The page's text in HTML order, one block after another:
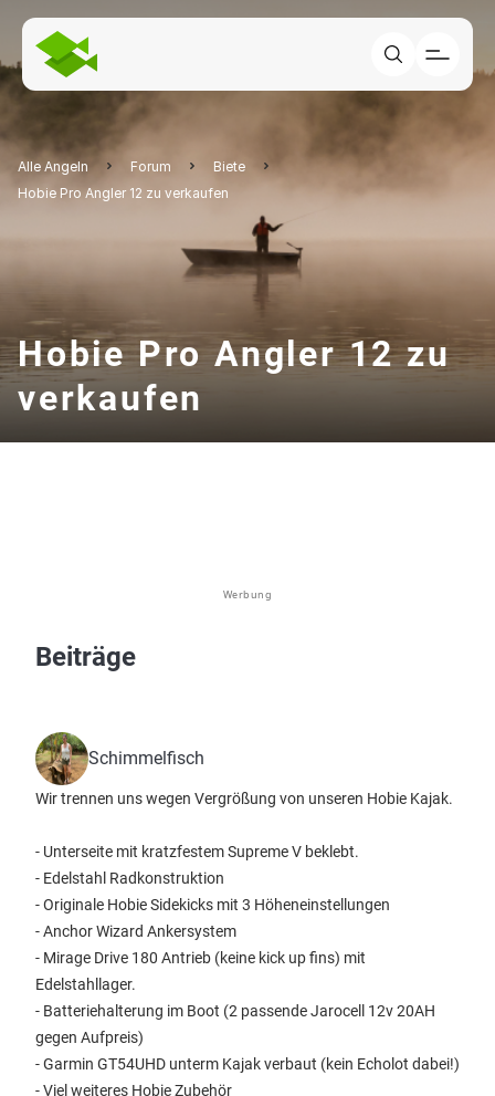
Alle Angeln Forum
Biete
Hobie Pro Angler 12 zu verkaufen
Hobie Pro Angler 12 zu
verkaufen
Werbung
Beiträge
Schimmelfisch
Wir trennen uns wegen Vergrößung von unseren Hobie Kajak.
- Unterseite mit kratzfestem Supreme V beklebt.
- Edelstahl Radkonstruktion
- Originale Hobie Sidekicks mit 3 Höheneinstellungen
- Anchor Wizard Ankersystem
- Mirage Drive 180 Antrieb (keine kick up fins) mit
Edelstahllager.
- Batteriehalterung im Boot (2 passende Jarocell 12v 20AH
gegen Aufpreis)
- Garmin GT54UHD unterm Kajak verbaut (kein Echolot dabei!)
- Viel weiteres Hobie Zubehör